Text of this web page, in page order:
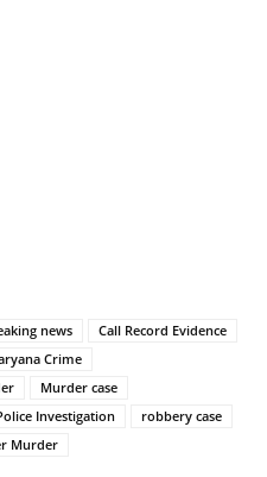
news
Call Record Evidence
Crime
Murder case
Investigation
robbery case
Murder